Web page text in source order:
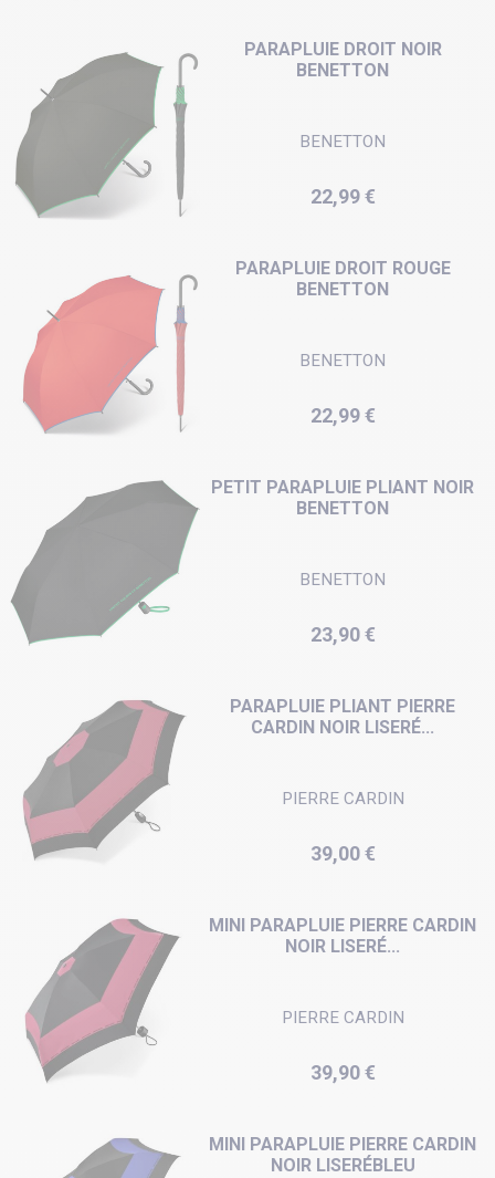
PARAPLUIE DROIT NOIR
BENETTON
BENETTON
Prix
22,99 €
PARAPLUIE DROIT ROUGE
BENETTON
BENETTON
Prix
22,99 €
PETIT PARAPLUIE PLIANT NOIR
BENETTON
BENETTON
Prix
23,90 €
PARAPLUIE PLIANT PIERRE
CARDIN NOIR LISERÉ...
PIERRE CARDIN
Prix
39,00 €
MINI PARAPLUIE PIERRE CARDIN
NOIR LISERÉ...
PIERRE CARDIN
Prix
39,90 €
MINI PARAPLUIE PIERRE CARDIN
NOIR LISERÉBLEU